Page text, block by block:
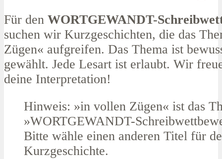
Für den WORTGEWANDT-
suchen wir Kurzgeschichten, die das
Zügen« aufgreifen. Das Thema ist
gewählt. Jede Lesart ist erlaubt. Wir
deine Interpretation!
Hinweis: »in vollen Zügen« ist das
»WORTGEWANDT-
Bitte wähle einen anderen Titel für
Kurzgeschichte.